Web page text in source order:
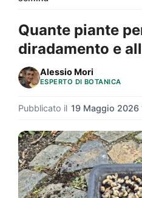
Quante piante
diradamento e
Alessio Mori
ESPERTO DI BOTANICA
Pubblicato il 19 Maggio 2026